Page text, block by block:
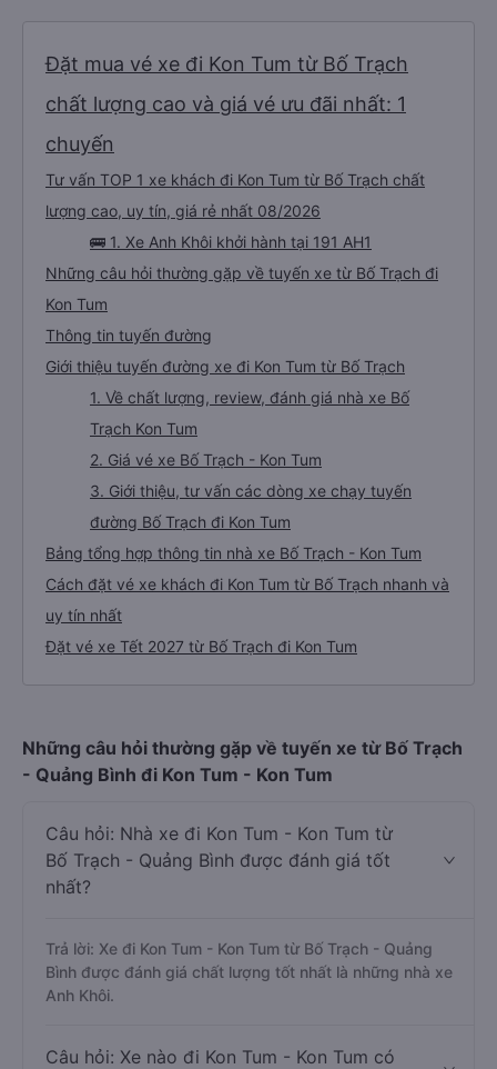
Đặt mua vé xe đi Kon Tum từ Bố Trạch
chất lượng cao và giá vé ưu đãi nhất: 1
chuyến
Tư vấn TOP 1 xe khách đi Kon Tum từ Bố Trạch chất
lượng cao, uy tín, giá rẻ nhất 08/2026
🚌 1. Xe Anh Khôi khởi hành tại 191 AH1
Những câu hỏi thường gặp về tuyến xe từ Bố Trạch đi
Kon Tum
Thông tin tuyến đường
Giới thiệu tuyến đường xe đi Kon Tum từ Bố Trạch
1. Về chất lượng, review, đánh giá nhà xe Bố
Trạch Kon Tum
2. Giá vé xe Bố Trạch - Kon Tum
3. Giới thiệu, tư vấn các dòng xe chạy tuyến
đường Bố Trạch đi Kon Tum
Bảng tổng hợp thông tin nhà xe Bố Trạch - Kon Tum
Cách đặt vé xe khách đi Kon Tum từ Bố Trạch nhanh và
uy tín nhất
Đặt vé xe Tết 2027 từ Bố Trạch đi Kon Tum
Những câu hỏi thường gặp về tuyến xe từ Bố Trạch
- Quảng Bình đi Kon Tum - Kon Tum
Câu hỏi: Nhà xe đi Kon Tum - Kon Tum từ
Bố Trạch - Quảng Bình được đánh giá tốt
nhất?
Trả lời: Xe đi Kon Tum - Kon Tum từ Bố Trạch - Quảng
Bình được đánh giá chất lượng tốt nhất là những nhà xe
Anh Khôi.
Câu hỏi: Xe nào đi Kon Tum - Kon Tum có